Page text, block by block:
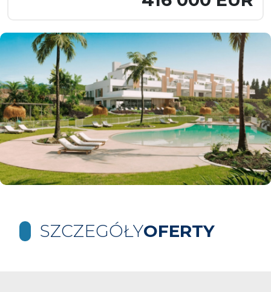
SZCZEGÓŁYOFERTY